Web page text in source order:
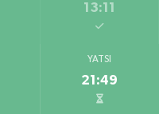
13:11
YATSI
21:49